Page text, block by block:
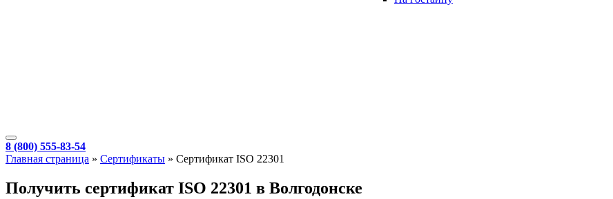
8 (800) 555-83-54
Главная страница » Сертификаты » Сертификат ISO 22301
Получить сертификат ISO 22301 в Волгодонске